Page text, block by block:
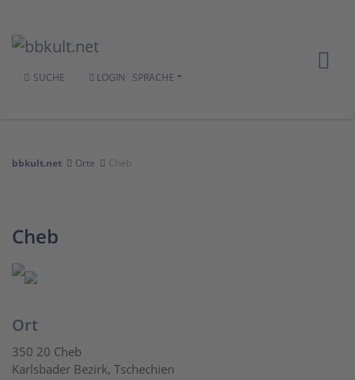
SUCHE LOGIN SPRACHE
bbkult.net Orte Cheb
Cheb
Ort
350 20 Cheb
Karlsbader Bezirk, Tschechien